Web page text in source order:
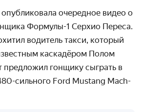
а очередное видео о
Формулы-1 Серхио Переса.
водитель такси, который
каскадёром Полом
предложил гонщику сыграть в
сильного Ford Mustang Mach-